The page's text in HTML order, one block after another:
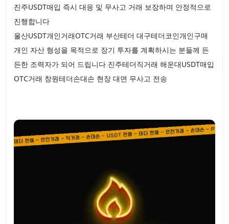
진주USDT매입 즉시 대응 및 무사고 거래 보장하며 안정적으로
진행합니다
울산USDT개인거래OTC거래 부산테더 대구테더코인개인구매
개인 자산 형성을 목적으로 장기 투자를 계획하시는 분들께 든
든한 조력자가 되어 드립니다 진주테더직거래 해운대USDT매입
OTC거래 창원테더손대손 현장 대면 무사고 전송